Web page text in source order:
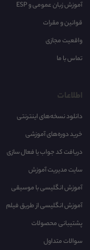
آموزش زبان عمومی و ESP
قوانین و مقرات
واقعیت مجازی
تماس با ما
اطلاعات
دانلود نسخه‌های اینترنتی
خرید دوره‌های آموزشی
دریافت کد جواب یا فعال سازی
سایت مدیریت آموزش
آموزش انگلیسی با موسیقی‌
آموزش انگلیسی از طریق فیلم
پشتیبانی محصولات
سوالات متداول